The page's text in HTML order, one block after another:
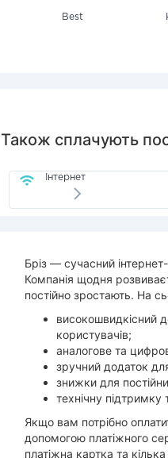
Best
Також сплачують
Інтернет
Бріз — сучасний
Компанія щодня
постійно зростають. На
високошвидкісний
користувачів;
аналогове та
зручний додаток
знижки для
технічну підтримку
Якщо вам потрібно
допомогою платіжного
платіжна картка та